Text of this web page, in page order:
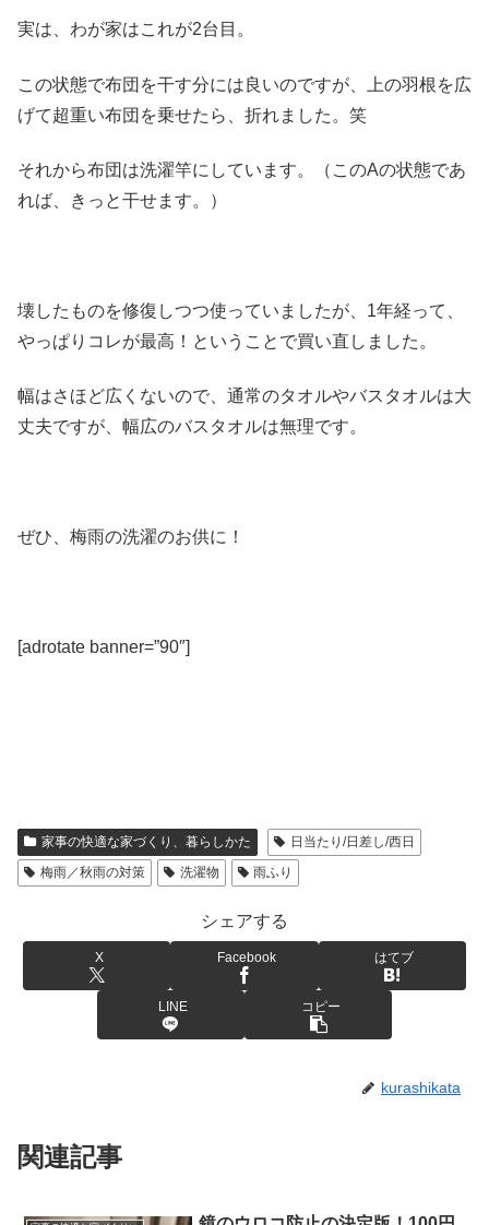
実は、わが家はこれが2台目。
この状態で布団を干す分には良いのですが、上の羽根を広
げて超重い布団を乗せたら、折れました。笑
それから布団は洗濯竿にしています。（このAの状態であ
れば、きっと干せます。）
壊したものを修復しつつ使っていましたが、1年経って、
やっぱりコレが最高！ということで買い直しました。
幅はさほど広くないので、通常のタオルやバスタオルは大
丈夫ですが、幅広のバスタオルは無理です。
ぜひ、梅雨の洗濯のお供に！
[adrotate banner=”90″]
家事の快適な家づくり、暮らしかた
日当たり/日差し/西日
梅雨／秋雨の対策
洗濯物 雨ふり
シェアする
X Facebook はてブ
LINE コピー
kurashikata
関連記事